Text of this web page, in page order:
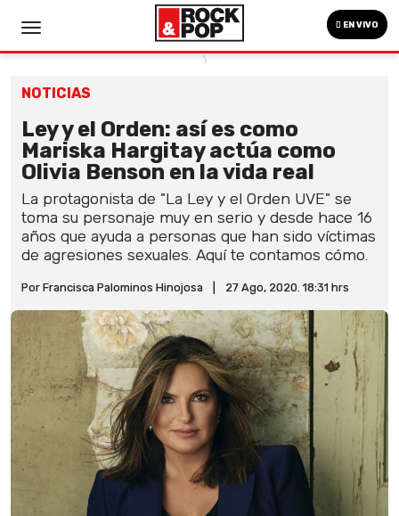
EN VIVO
NOTICIAS
Ley y el Orden: así es como
Mariska Hargitay actúa como
Olivia Benson en la vida real
La protagonista de "La Ley y el Orden UVE" se
toma su personaje muy en serio y desde hace 16
años que ayuda a personas que han sido víctimas
de agresiones sexuales. Aquí te contamos cómo.
Por Francisca Palominos Hinojosa 27 Ago, 2020. 18:31 hrs